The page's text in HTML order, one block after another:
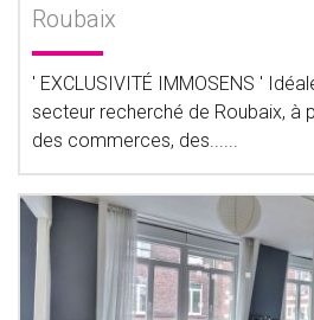
Roubaix
' EXCLUSIVITÉ IMMOSENS '
secteur recherché de Roubaix, à
des commerces, des......